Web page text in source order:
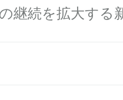
継続を拡大する